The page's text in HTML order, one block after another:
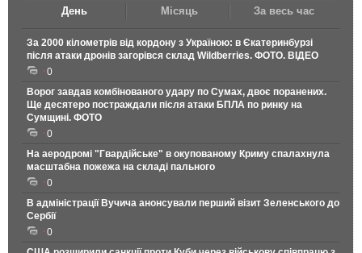
День Місяць За весь час
За 2000 кілометрів від кордону з Україною: в Єкатеринбурзі
після атаки дронів загорівся склад Wildberries. ФОТО. ВІДЕО
0
Ворог завдав комбінованого удару по Сумах, двоє поранених.
Ще десятеро постраждали після атаки БПЛА по ринку на
Сумщині. ФОТО
0
На аеродромі "Гвардійське" в окупованому Криму спалахнула
масштабна пожежа на складі пального
0
В адміністрації Вучича анонсували перший візит Зеленського до
Сербії
0